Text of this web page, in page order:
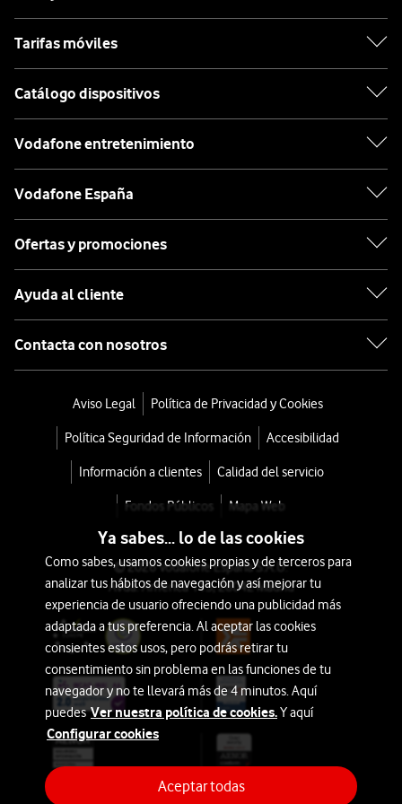
Tarifas móviles
Catálogo dispositivos
Vodafone entretenimiento
Vodafone España
Ofertas y promociones
Ayuda al cliente
Contacta con nosotros
Aviso Legal Política de Privacidad y Cookies
Política Seguridad de Información Accesibilidad
Información a clientes Calidad del servicio
Fondos Públicos Mapa Web
© 2026 Vodafone España S.A.U.
Avda. América 115, 28042 Madrid
Ya sabes... lo de las cookies
Como sabes, usamos cookies propias y de terceros para
analizar tus hábitos de navegación y así mejorar tu
experiencia de usuario ofreciendo una publicidad más
adaptada a tus preferencia. Al aceptar las cookies
consientes estos usos, pero podrás retirar tu
consentimiento sin problema en las funciones de tu
navegador y no te llevará más de 4 minutos. Aquí
puedesVer nuestra política de cookies.Y aquí
Configurar cookies
Aceptar todas